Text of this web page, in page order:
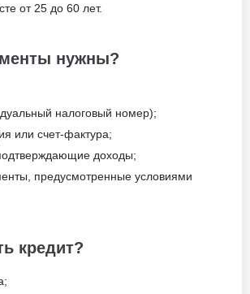
от 25 до 60 лет.
нужны?
налоговый номер);
или счет-фактура;
доходы;
предусмотренные условиями
кредит?